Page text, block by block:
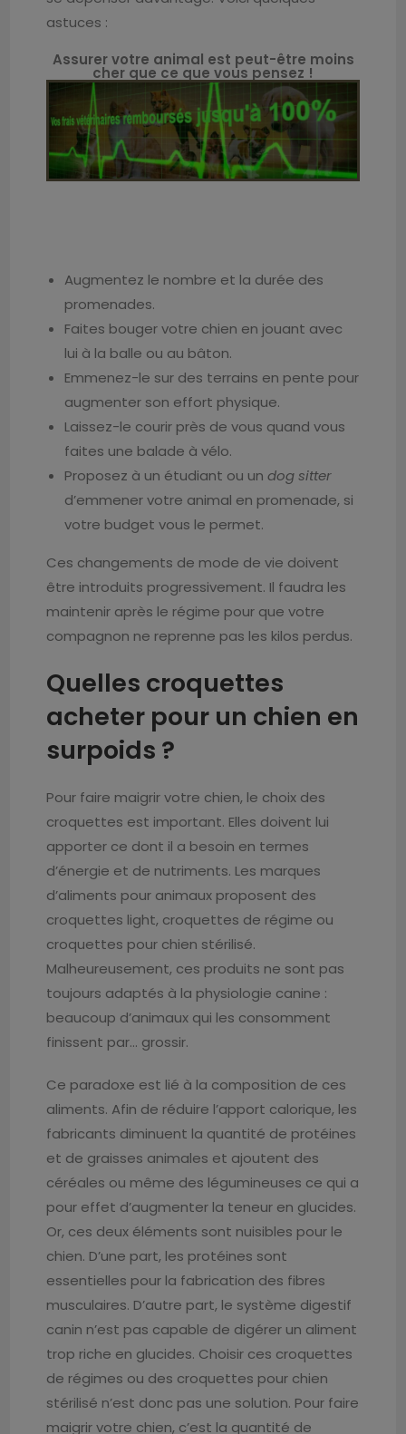
astuces :
Assurer votre animal est peut-être moins
cher que ce que vous pensez !
Augmentez le nombre et la durée des
promenades.
Faites bouger votre chien en jouant avec
lui à la balle ou au bâton.
Emmenez-le sur des terrains en pente pour
augmenter son effort physique.
Laissez-le courir près de vous quand vous
faites une balade à vélo.
Proposez à un étudiant ou undog sitter
d’emmener votre animal en promenade, si
votre budget vous le permet.
Ces changements de mode de vie doivent
être introduits progressivement. Il faudra les
maintenir après le régime pour que votre
compagnon ne reprenne pas les kilos perdus.
Quelles croquettes
acheter pour un chien en
surpoids ?
Pour faire maigrir votre chien, le choix des
croquettes est important. Elles doivent lui
apporter ce dont il a besoin en termes
d’énergie et de nutriments. Les marques
d’aliments pour animaux proposent des
croquettes light, croquettes de régime ou
croquettes pour chien stérilisé.
Malheureusement, ces produits ne sont pas
toujours adaptés à la physiologie canine :
beaucoup d’animaux qui les consomment
finissent par… grossir.
Ce paradoxe est lié à la composition de ces
aliments. Afin de réduire l’apport calorique, les
fabricants diminuent la quantité de protéines
et de graisses animales et ajoutent des
céréales ou même des légumineuses ce qui a
pour effet d’augmenter la teneur en glucides.
Or, ces deux éléments sont nuisibles pour le
chien. D’une part, les protéines sont
essentielles pour la fabrication des fibres
musculaires. D’autre part, le système digestif
canin n’est pas capable de digérer un aliment
trop riche en glucides. Choisir ces croquettes
de régimes ou des croquettes pour chien
stérilisé n’est donc pas une solution. Pour faire
maigrir votre chien, c’est la quantité de